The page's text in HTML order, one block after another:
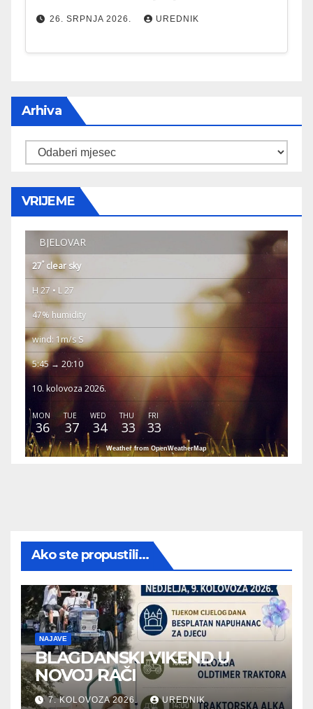
26. SRPNJA 2026. UREDNIK
Arhiva
Arhiva
VRIJEME
BJELOVAR
27° clear sky
H 27 • L 27
47% humidity
wind: 1m/s S
5:45 → 20:10
10. kolovoza 2026.
MON
36
TUE
37
WED
34
THU
33
FRI
33
Weather from OpenWeatherMap
Ako ste propustili...
NAJAVE
BLAGDANSKI VIKEND U
NOVOJ RAČI
7. KOLOVOZA 2026. UREDNIK